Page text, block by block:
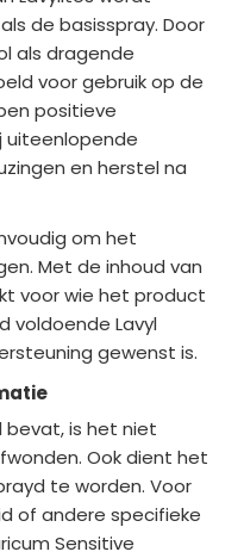
de basisspray. Door
als dragende
voor gebruik op de
positieve
uiteenlopende
en herstel na
om het
Met de inhoud van
voor wie het product
voldoende Lavyl
gewenst is.
bevat, is het niet
Ook dient het
te worden. Voor
of andere specifieke
Sensitive